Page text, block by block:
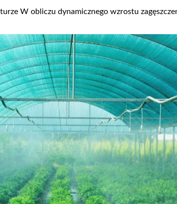
W obliczu dynamicznego wzrostu